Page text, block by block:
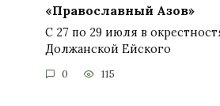
«Православный Азов»
С 27 по 29 июля в
Должанской Ейского
0 115